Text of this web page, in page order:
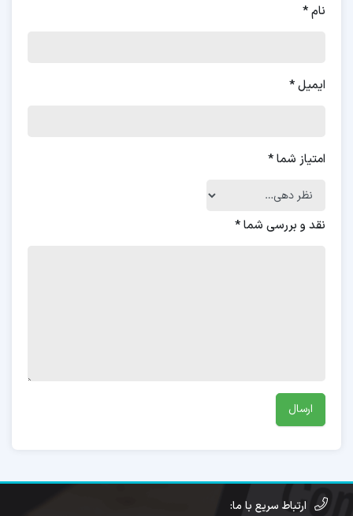
نام*
ایمیل*
امتیاز شما*
نقد و بررسی شما*
ارتباط سریع با ما: